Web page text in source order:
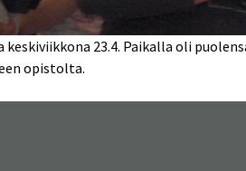
23.4. Paikalla oli
opistolta.